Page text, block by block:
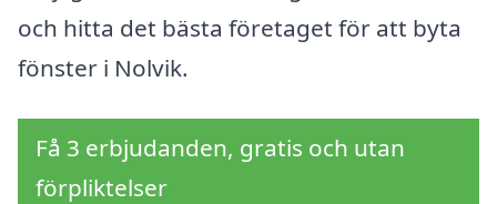
och hitta det bästa företaget för att byta
fönster i Nolvik.
Få 3 erbjudanden, gratis och utan
förpliktelser